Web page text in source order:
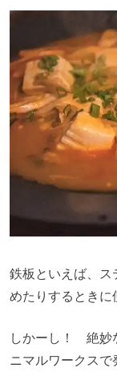
鉄板といえば、
めたりするときに
しかーし！ 絶妙
ニマルワークス